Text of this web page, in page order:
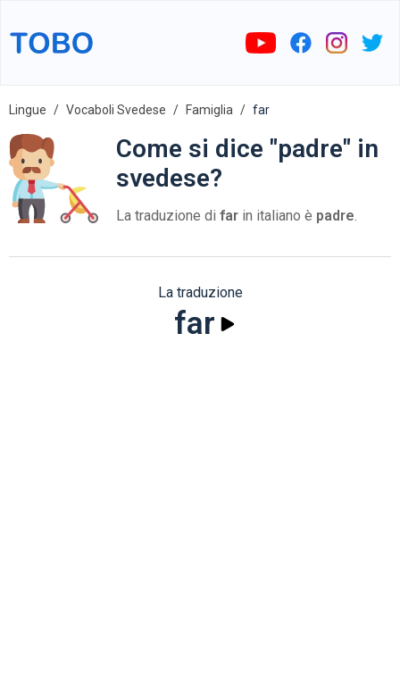
Lingue Vocaboli Svedese Famiglia far
Come si dice "padre" in
svedese?
La traduzione di far in italiano è padre.
La traduzione
far